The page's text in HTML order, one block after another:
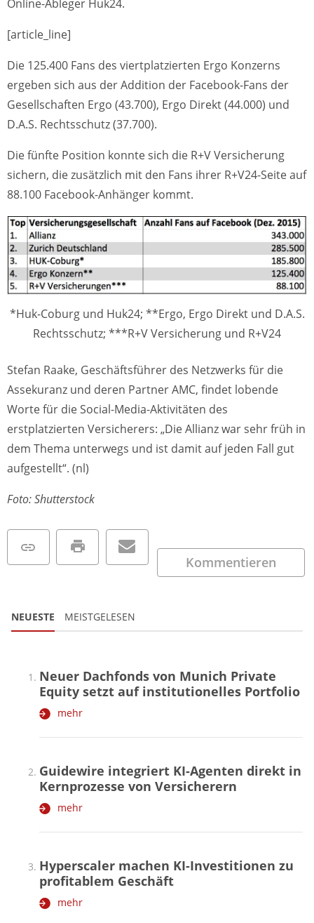
Online-Ableger Huk24.
[article_line]
Die 125.400 Fans des viertplatzierten Ergo Konzerns
ergeben sich aus der Addition der Facebook-Fans der
Gesellschaften Ergo (43.700), Ergo Direkt (44.000) und
D.A.S. Rechtsschutz (37.700).
Die fünfte Position konnte sich die R+V Versicherung
sichern, die zusätzlich mit den Fans ihrer R+V24-Seite auf
88.100 Facebook-Anhänger kommt.
*Huk-Coburg und Huk24; **Ergo, Ergo Direkt und D.A.S.
Rechtsschutz; ***R+V Versicherung und R+V24
Stefan Raake, Geschäftsführer des Netzwerks für die
Assekuranz und deren Partner AMC, findet lobende
Worte für die Social-Media-Aktivitäten des
erstplatzierten Versicherers: „Die Allianz war sehr früh in
dem Thema unterwegs und ist damit auf jeden Fall gut
aufgestellt“. (nl)
Foto: Shutterstock
Kommentieren
NEUESTE MEISTGELESEN
Neuer Dachfonds von Munich Private
Equity setzt auf institutionelles Portfolio
mehr
Guidewire integriert KI-Agenten direkt in
Kernprozesse von Versicherern
mehr
Hyperscaler machen KI-Investitionen zu
profitablem Geschäft
mehr